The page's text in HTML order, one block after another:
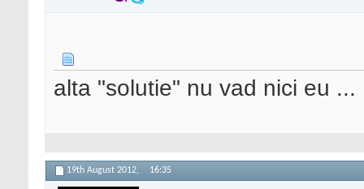
alta "solutie" nu vad nici eu ...
19th August 2012, 16:35